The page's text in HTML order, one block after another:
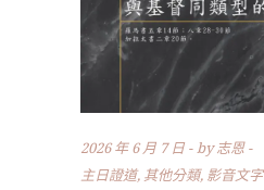
2026 年 6 月 7 日 by志恩
主日證道, 其他分類, 影音文字